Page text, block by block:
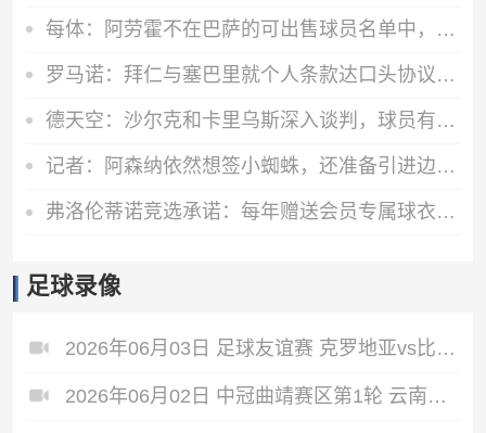
每体：阿劳霍不在巴萨的可出售球员名单中，球员也不打算离队
罗马诺：拜仁与塞巴里就个人条款达口头协议！俱乐部之间正在谈判
德天空：沙尔克和卡里乌斯深入谈判，球员有望涨薪续约至2028年
记者：阿森纳依然想签小蜘蛛，还准备引进边锋、中场和后场多面手
弗洛伦蒂诺竞选承诺：每年赠送会员专属球衣，每件都独一无二
足球录像
2026年06月03日 足球友谊赛 克罗地亚vs比利时 全场录像
2026年06月02日 中冠曲靖赛区第1轮 云南爨合 VS 四川叁壹捌重龙 全场录像